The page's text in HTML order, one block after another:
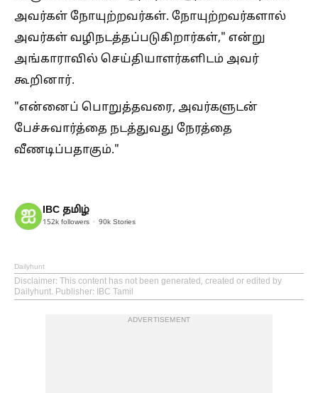
அவர்கள் நோயுற்றவர்கள். நோயுற்றவர்களால்
அவர்கள் வழிநடத்தப்படுகிறார்கள்," என்று
அங்காராவில் செய்தியாளர்களிடம் அவர்
கூறினார்.
"என்னைப் பொறுத்தவரை, அவர்களுடன்
பேச்சுவார்த்தை நடத்துவது நேரத்தை
வீணடிப்பதாகும்."
IBC தமிழ்
152k followers 90k Stories
Dailyhunt
Disclaimer: This content has not been generated, created or edited by
Dailyhunt. Publisher: IBC Tamil
ADVERTISEMENT